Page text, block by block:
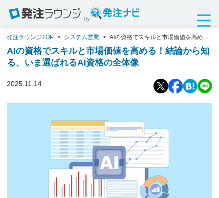
by
発注ラウンジTOP > システム営業 > AIの資格でスキルと市場価値を高め
る！結論から知る、いま選ばれるAI資格の全体像
AIの資格でスキルと市場価値を高める！結論から知
る、いま選ばれるAI資格の全体像
2025.11.14